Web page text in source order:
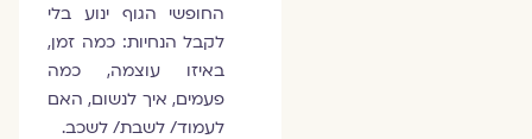
החופשי הגוף ינוע בלי
לקבל הנחיות: כמה זמן,
באיזו עוצמה, כמה
פעמים, איך לנשום, האם
לעמוד/ לשבת/ לשכב.